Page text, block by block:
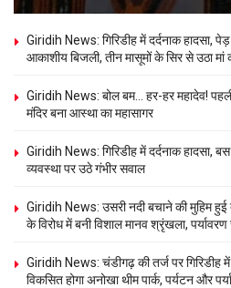
Giridih News: गिरिडीह में दर्दनाक हादसा,
आकाशीय बिजली, तीन मासूमों के सिर से उठा मां
Giridih News: बोल बम… हर-हर महादेव!
मंदिर बना आस्था का महासागर
Giridih News: गिरिडीह में दर्दनाक हादसा,
व्यवस्था पर उठे गंभीर सवाल
Giridih News: उसरी नदी बचाने की मुहिम
के विरोध में बनी विशाल मानव श्रृंखला,
Giridih News: चंडीगढ़ की तर्ज पर गिरिडीह
विकसित होगा अनोखा थीम पार्क, पर्यटन और